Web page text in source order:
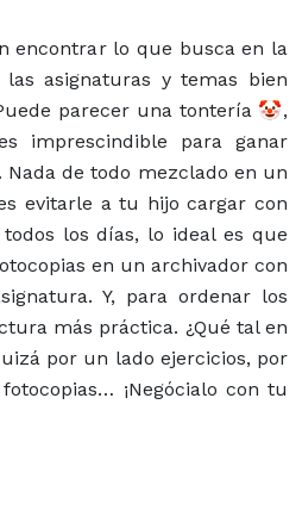
encontrar lo que busca en la
las asignaturas y temas bien
parecer una tontería 🤡,
imprescindible para ganar
de todo mezclado en un
evitarle a tu hijo cargar con
los días, lo ideal es que
en un archivador con
Y, para ordenar los
más práctica. ¿Qué tal en
por un lado ejercicios, por
¡Negócialo con tu